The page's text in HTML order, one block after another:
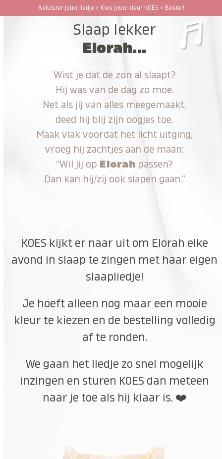
Beluister jouw liedje > Kies jouw kleur KOES > Bestel!
Open
Close
Slaap lekker
Elorah...
Wist je dat de zon al slaapt?
Hij was van de dag zo moe.
Net als jij van alles meegemaakt,
deed hij blij zijn oogjes toe.
Maak vlak voordat het licht uitging,
vroeg hij zachtjes aan de maan:
“Wil jij op Elorah passen?
Dan kan hij/zij ook slapen gaan.”
KOES kijkt er naar uit om Elorah elke
avond in slaap te zingen met haar eigen
slaapliedje!
Je hoeft alleen nog maar een mooie
kleur te kiezen en de bestelling volledig
af te ronden.
We gaan het liedje zo snel mogelijk
inzingen en sturen KOES dan meteen
naar je toe als hij klaar is. ❤️